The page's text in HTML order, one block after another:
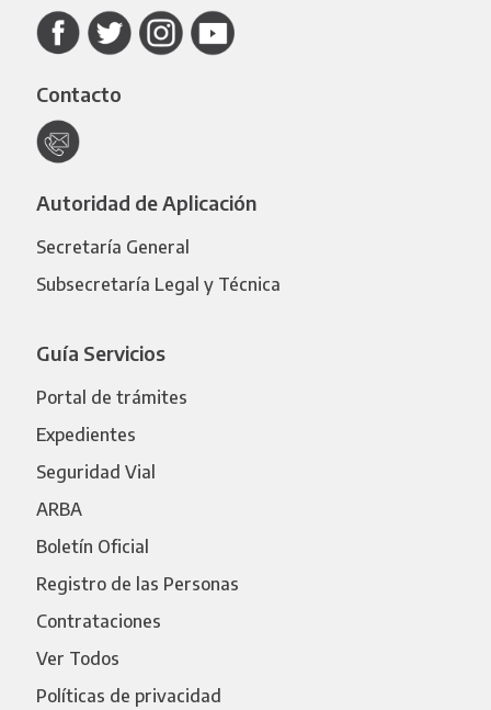
Contacto
Autoridad de Aplicación
Secretaría General
Subsecretaría Legal y Técnica
Guía Servicios
Portal de trámites
Expedientes
Seguridad Vial
ARBA
Boletín Oficial
Registro de las Personas
Contrataciones
Ver Todos
Políticas de privacidad